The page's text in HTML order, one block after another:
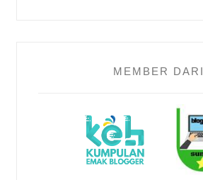
MEMBER DARI